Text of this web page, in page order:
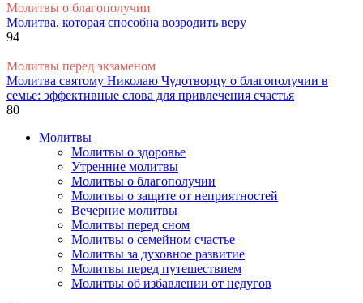
Молитвы о благополучии
Молитва, которая способна возродить веру
94
Молитвы перед экзаменом
Молитва святому Николаю Чудотворцу о благополучии в
семье: эффективные слова для привлечения счастья
80
Молитвы
Молитвы о здоровье
Утренние молитвы
Молитвы о благополучии
Молитвы о защите от неприятностей
Вечерние молитвы
Молитвы перед сном
Молитвы о семейном счастье
Молитвы за духовное развитие
Молитвы перед путешествием
Молитвы об избавлении от недугов